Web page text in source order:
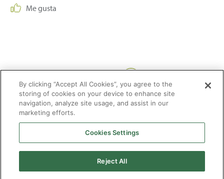
Me gusta
By clicking “Accept All Cookies”, you agree to the
storing of cookies on your device to enhance site
navigation, analyze site usage, and assist in our
marketing efforts.
Cookies Settings
Reject All